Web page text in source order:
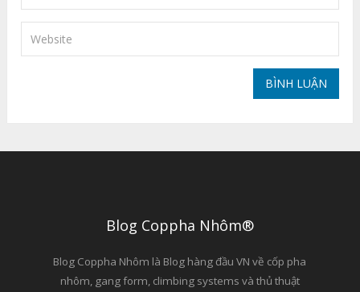
Blog Coppha Nhôm®
Blog Coppha Nhôm là Blog hàng đầu VN về cốp pha
nhôm, gang form, climbing systems và thủ thuật